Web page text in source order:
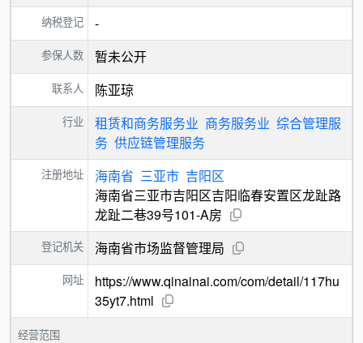
纳税登记 -
参保人数 暂未公开
联系人 陈亚琼
行业 租赁和商务服务业 商务服务业 综合管理服
务 供应链管理服务
注册地址 海南省 三亚市 吉阳区
海南省三亚市吉阳区吉阳临春安置区龙趾路
龙趾二巷39号101-A房
登记机关 海南省市场监督管理局
网址
https://www.qinainai.com/com/detail/117hu
35yt7.html
经营范围